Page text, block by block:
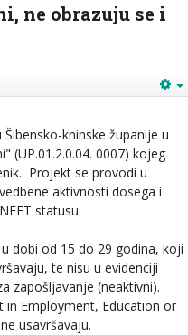
ne obrazuju se i
kninske županije u
(UP.01.2.0.04. 0007) kojeg
Projekt se provodi u
aktivnosti dosega i
statusu.
dobi od 15 do 29 godina, koji
te nisu u evidenciji
zapošljavanje (neaktivni).
in Employment, Education or
usavršavaju.